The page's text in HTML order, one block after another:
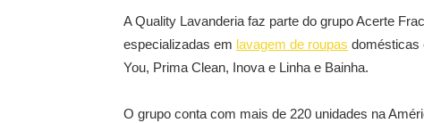
A Quality Lavanderia faz parte do grupo Acerte
especializadas em lavagem de roupas domésticas
You, Prima Clean, Inova e Linha e Bainha.
O grupo conta com mais de 220 unidades na